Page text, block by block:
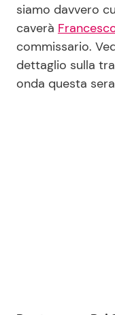
Info
Chi siamo
siamo davvero
caverà
commissario.
dettaglio sulla
onda questa